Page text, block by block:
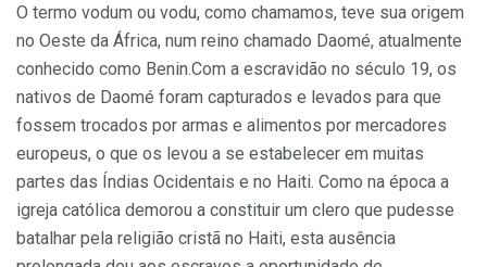
O termo vodum ou vodu, como chamamos, teve sua origem
no Oeste da África, num reino chamado Daomé, atualmente
conhecido como Benin.Com a escravidão no século 19, os
nativos de Daomé foram capturados e levados para que
fossem trocados por armas e alimentos por mercadores
europeus, o que os levou a se estabelecer em muitas
partes das Índias Ocidentais e no Haiti. Como na época a
igreja católica demorou a constituir um clero que pudesse
batalhar pela religião cristã no Haiti, esta ausência